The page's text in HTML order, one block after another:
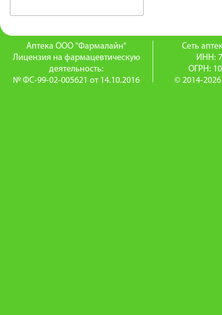
Аптека ООО "Фармалайн"
Лицензия на фармацевтическую
деятельность:
№ ФС-99-02-005621 от 14.10.2016
Сеть
ИНН:
ОГРН:
© 2014-